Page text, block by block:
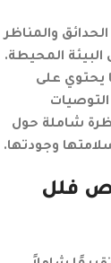
والمناظر
المحيطة.
يحتوي على
شاملة حول
وجودتها.
فلل